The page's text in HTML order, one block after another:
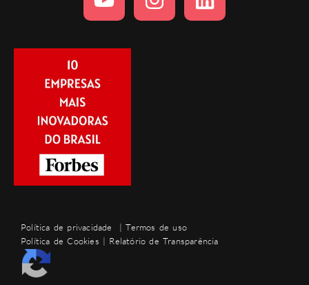
Política de privacidade |Termos de uso
Política de Cookies | Relatório de Transparência